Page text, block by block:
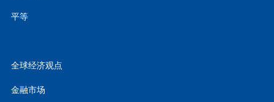
平等
全球经济观点
金融市场